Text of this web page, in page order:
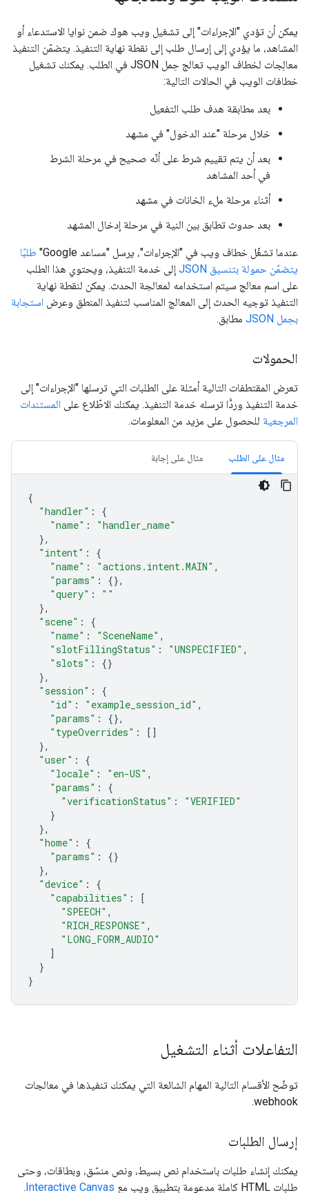
يمكن أن تؤدي "الإجراءات" إلى تشغيل ويب هوك ضمن نوايا الاستدعاء أو
المشاهد، ما يؤدي إلى إرسال طلب إلى نقطة نهاية التنفيذ. يتضمّن التنفيذ
معالِجات لخطاف الويب تعالج حِمل JSON في الطلب. يمكنك تشغيل
خطافات الويب في الحالات التالية:
بعد مطابقة هدف طلب التفعيل
خلال مرحلة "عند الدخول" في مشهد
بعد أن يتم تقييم شرط على أنّه صحيح في مرحلة الشرط
في أحد المشاهد
أثناء مرحلة ملء الخانات في مشهد
بعد حدوث تطابق بين النية في مرحلة إدخال المشهد
عندما تشغّل خطاف ويب في "الإجراءات"، يرسل "مساعد Google"
طلبًا
يتضمّن حمولة بتنسيق JSON
إلى خدمة التنفيذ، ويحتوي هذا الطلب
على اسم معالج سيتم استخدامه لمعالجة الحدث. يمكن لنقطة نهاية
التنفيذ توجيه الحدث إلى المعالج المناسب لتنفيذ المنطق وعرض استجابة
بحِمل JSON
مطابق.
الحمولات
تعرض المقتطفات التالية أمثلة على الطلبات التي ترسلها "الإجراءات" إلى
خدمة التنفيذ وردًّا ترسله خدمة التنفيذ. يمكنك الاطّلاع على المستندات
المرجعية للحصول على مزيد من المعلومات.
مثال على الطلب مثال على إجابة
{
"handler" :
{
"name" :
"handler_name"
},
"intent" :
{
"name" : "actions.intent.MAIN" ,
"params" :
{},
"query" :
""
},
"scene" :
{
"name" : "SceneName" ,
"slotFillingStatus" : "UNSPECIFIED" ,
"slots" :
{}
},
"session" :
{
"id" : "example_session_id" ,
"params" :
{},
"typeOverrides" :
[]
},
"user" :
{
"locale" : "en-US" ,
"params" :
{
"verificationStatus" :
"VERIFIED"
}
},
"home" :
{
"params" :
{}
},
"device" :
{
"capabilities" :
[
"SPEECH" ,
"RICH_RESPONSE" ,
"LONG_FORM_AUDIO"
]
}
}
التفاعلات أثناء التشغيل
توضّح الأقسام التالية المهام الشائعة التي يمكنك تنفيذها في معالجات
webhook.
إرسال الطلبات
يمكنك إنشاء طلبات باستخدام نص بسيط، ونص منسّق، وبطاقات، وحتى
طلبات HTML كاملة مدعومة بتطبيق ويب مع
Interactive Canvas
.